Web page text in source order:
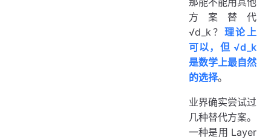
那能不能用其他
方案替代
√d_k？ 理论上
可以，但 √d_k
是数学上最自然
的选择。
业界确实尝试过
几种替代方案。
一种是用 Layer